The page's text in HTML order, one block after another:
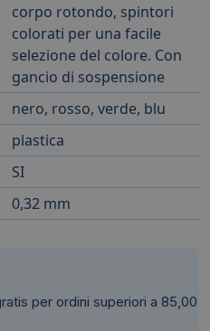
corpo rotondo, spintori
colorati per una facile
selezione del colore. Con
gancio di sospensione
nero, rosso, verde, blu
plastica
SI
0,32 mm
per ordini superiori a 85,00